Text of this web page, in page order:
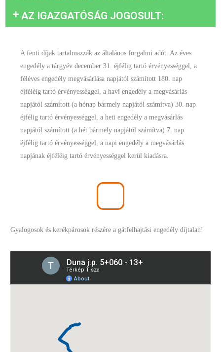
AZ IGAZGATÓSÁG JOGOSULT:
A fenti díjak tartalmazzák az általános forgalmi adót. Az éves
engedély a tárgyév december 31. éjfélig tartó érvényességgel, a
féléves engedély megvásárlása napjától számított 180. nap
éjféléig tartó érvényességgel, a havi engedély a megvásárlás
napjától számított (a hónap bármely napjától számítva) 30. nap
éjfélig tartó érvényességgel, a heti engedély a megvásárlás
napjától számított (a hét bármely napjától számítva) 7. nap
éjfélig tartó érvényességgel, a napi engedély a megvásárlás
napjának éjféléig tartó érvényességgel kerül kiadásra.
Gyalogosok és kerékpárosok részére a gátfelhajtási engedély díjtalan!